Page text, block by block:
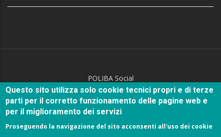
POLIBA Social
Questo sito utilizza solo cookie tecnici propri e di terze
parti per il corretto funzionamento delle pagine web e
per il miglioramento dei servizi
Proseguendo la navigazione del sito acconsenti all'uso dei cookie